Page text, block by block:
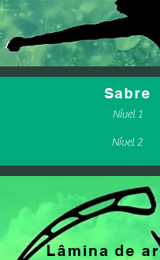
Sabre
Nível 1
Nível 2
Lâmina de ar